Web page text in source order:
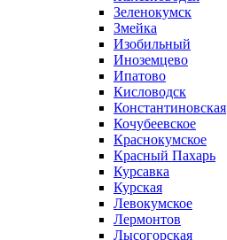
Зеленокумск
Змейка
Изобильный
Иноземцево
Ипатово
Кисловодск
Константиновская
Кочубеевское
Краснокумское
Красный Пахарь
Курсавка
Курская
Левокумское
Лермонтов
Лысогорская